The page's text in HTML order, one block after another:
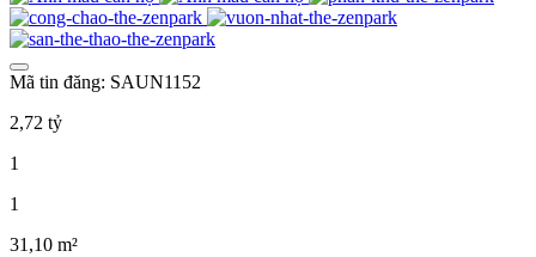
Mã tin đăng: SAUN1152
2,72 tỷ
1
1
31,10 m²